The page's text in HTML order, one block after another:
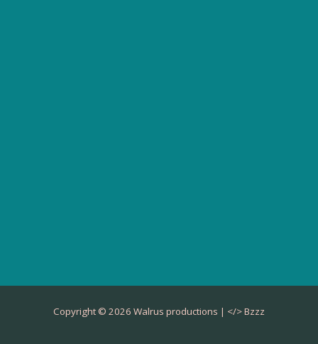
Copyright © 2026 Walrus productions | </>Bzzz